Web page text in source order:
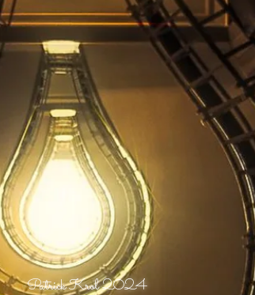
Patrick Krol 2024